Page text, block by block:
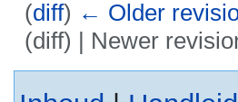
(diff) ← Older
(diff) | Newer
toto